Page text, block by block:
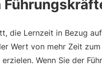
die Lernzeit in Bezug
Wert von mehr Zeit
Wenn Sie der